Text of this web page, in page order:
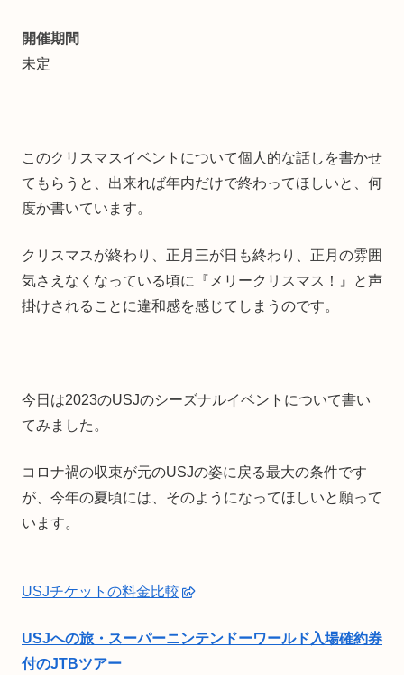
開催期間
未定
このクリスマスイベントについて個人的な話しを書かせ
てもらうと、出来れば年内だけで終わってほしいと、何
度か書いています。
クリスマスが終わり、正月三が日も終わり、正月の雰囲
気さえなくなっている頃に『メリークリスマス！』と声
掛けされることに違和感を感じてしまうのです。
今日は2023のUSJのシーズナルイベントについて書い
てみました。
コロナ禍の収束が元のUSJの姿に戻る最大の条件です
が、今年の夏頃には、そのようになってほしいと願って
います。
USJチケットの料金比較
USJへの旅・スーパーニンテンドーワールド入場確約券
付のJTBツアー